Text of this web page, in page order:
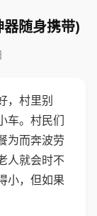
随身携带)
，村里别
车。村民们
为而奔波劳
人就会时不
小，但如果